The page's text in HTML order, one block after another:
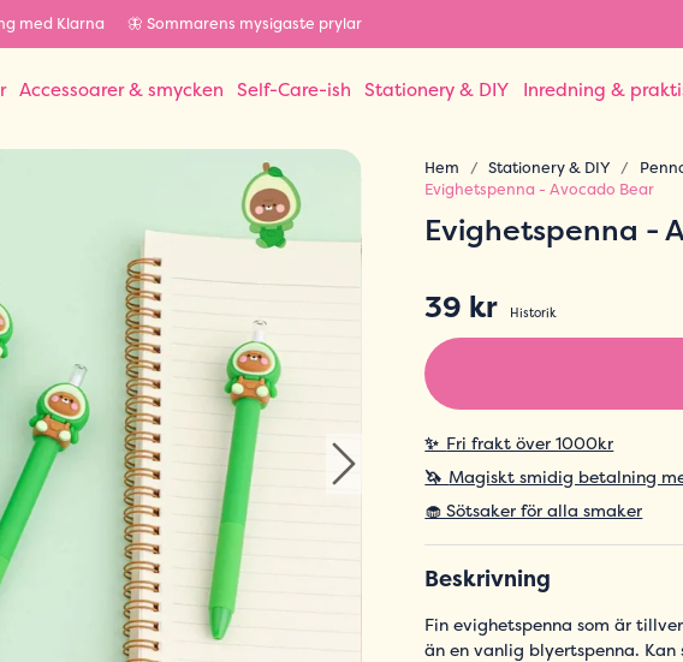
med Klarna 🦋 Sommarens mysigaste prylar
Accessoarer & smycken Self-Care-ish Stationery & DIY Inredning &
Hem Stationery & DIY
Evighetspenna - Avocado Bear
Evighetspenna -
39 kr
Historik
✨ Fri frakt över 1000kr
🦄 Magiskt smidig betalning
🧁 Sötsaker för alla smaker
Beskrivning
Fin evighetspenna som är
än en vanlig blyertspenna.